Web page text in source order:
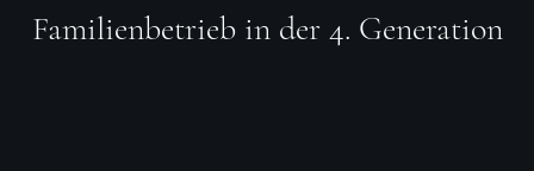
Familienbetrieb in der 4. Generation